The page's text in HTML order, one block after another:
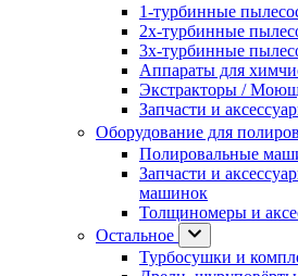
1-турбинные
2х-турбинные
3х-турбинные
Аппараты для
Экстракторы /
Запчасти и
Оборудование для
Полировальные
Запчасти и
машинок
Толщиномеры и
Остальное
Турбосушки и